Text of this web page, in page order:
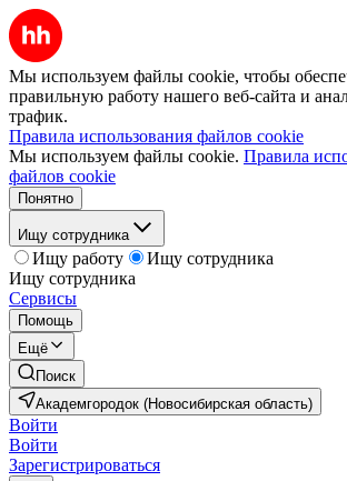
Мы используем файлы cookie, чтобы
правильную работу нашего веб-сайта и
трафик.
Правила использования файлов cookie
Мы используем файлы cookie. Правила
файлов cookie
Понятно
Ищу сотрудника
Ищу работу
Ищу сотрудника
Ищу сотрудника
Сервисы
Помощь
Ещё
Поиск
Академгородок (Новосибирская область)
Войти
Войти
Зарегистрироваться